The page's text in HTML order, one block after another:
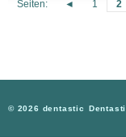
Seiten: ◄ 1 2
© 2026 dentastic